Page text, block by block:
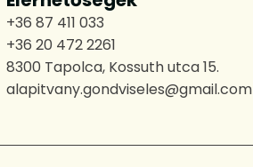
+36 87 411 033
+36 20 472 2261
8300 Tapolca, Kossuth utca 15.
alapitvany.gondviseles@gmail.com